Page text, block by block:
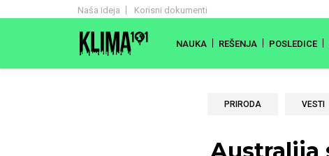
Naša ideja Korisni dokumenti
NAUKA REŠENJA POSLEDICE
PRIRODA VESTI